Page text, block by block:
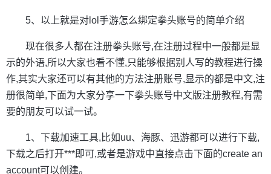
5、以上就是对lol手游怎么绑定拳头账号的简单介绍
现在很多人都在注册拳头账号,在注册过程中一般都是显
示的外语,所以大家也看不懂,只能够根据别人写的教程进行操
作,其实大家还可以有其他的方法注册账号,显示的都是中文,注
册很简单,下面为大家分享一下拳头账号中文版注册教程,有需
要的朋友可以试一试。
1、下载加速工具,比如uu、海豚、迅游都可以进行下载,
下载之后打开***即可,或者是游戏中直接点击下面的create an
account可以创建。